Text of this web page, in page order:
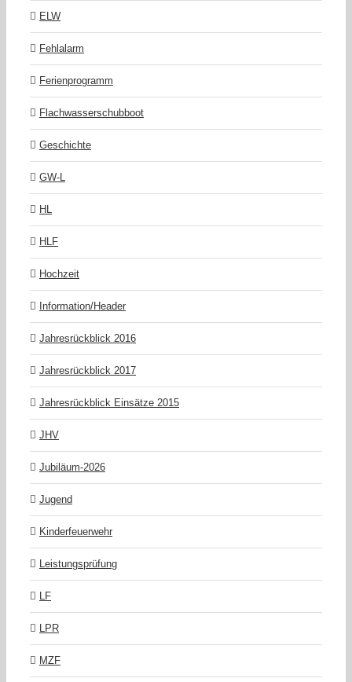
ELW
Fehlalarm
Ferienprogramm
Flachwasserschubboot
Geschichte
GW-L
HL
HLF
Hochzeit
Information/Header
Jahresrückblick 2016
Jahresrückblick 2017
Jahresrückblick Einsätze 2015
JHV
Jubiläum-2026
Jugend
Kinderfeuerwehr
Leistungsprüfung
LF
LPR
MZF